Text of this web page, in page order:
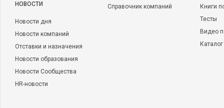
НОВОСТИ
Новости дня
Новости компаний
Отставки и назначения
Новости образования
Новости Сообщества
HR-новости
Справочник компаний
Книги
Тесты
Видео